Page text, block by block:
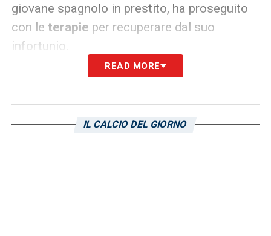
giovane spagnolo in prestito, ha proseguito
con le terapie per recuperare dal suo
infortunio.
Le diverse defezioni stanno condizionando
vista della trasferta in Brianza. La sfida
READ MORE
IL CALCIO DEL GIORNO